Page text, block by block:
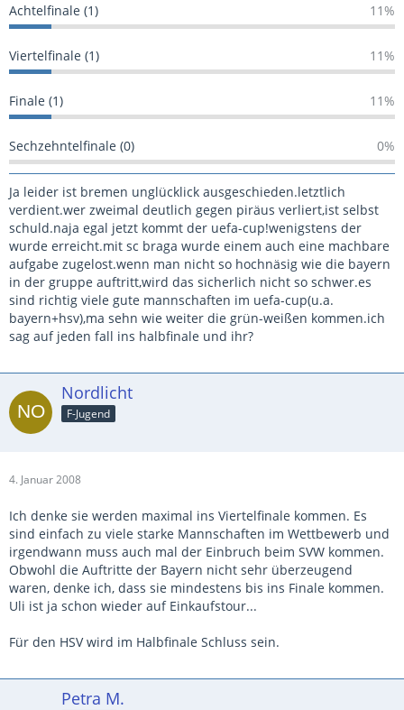
Achtelfinale (1) 11%
Viertelfinale (1) 11%
Finale (1) 11%
Sechzehntelfinale (0) 0%
Ja leider ist bremen unglücklick ausgeschieden.letztlich
verdient.wer zweimal deutlich gegen piräus verliert,ist selbst
schuld.naja egal jetzt kommt der uefa-cup!wenigstens der
wurde erreicht.mit sc braga wurde einem auch eine machbare
aufgabe zugelost.wenn man nicht so hochnäsig wie die bayern
in der gruppe auftritt,wird das sicherlich nicht so schwer.es
sind richtig viele gute mannschaften im uefa-cup(u.a.
bayern+hsv),ma sehn wie weiter die grün-weißen kommen.ich
sag auf jeden fall ins halbfinale und ihr?
Nordlicht
F-Jugend
4. Januar 2008
Ich denke sie werden maximal ins Viertelfinale kommen. Es
sind einfach zu viele starke Mannschaften im Wettbewerb und
irgendwann muss auch mal der Einbruch beim SVW kommen.
Obwohl die Auftritte der Bayern nicht sehr überzeugend
waren, denke ich, dass sie mindestens bis ins Finale kommen.
Uli ist ja schon wieder auf Einkaufstour...
Für den HSV wird im Halbfinale Schluss sein.
Petra M.